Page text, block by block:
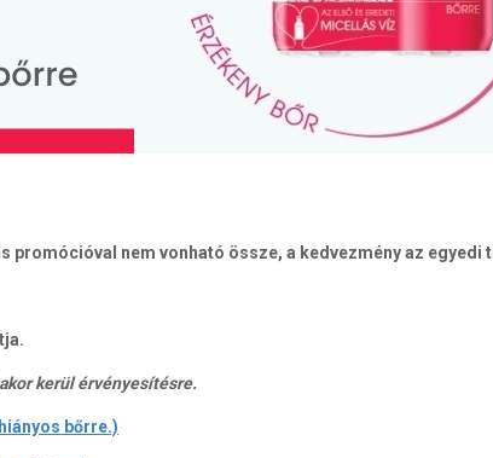
promócióval nem vonható össze, a kedvezmény az
kerül érvényesítésre.
bőrre.)